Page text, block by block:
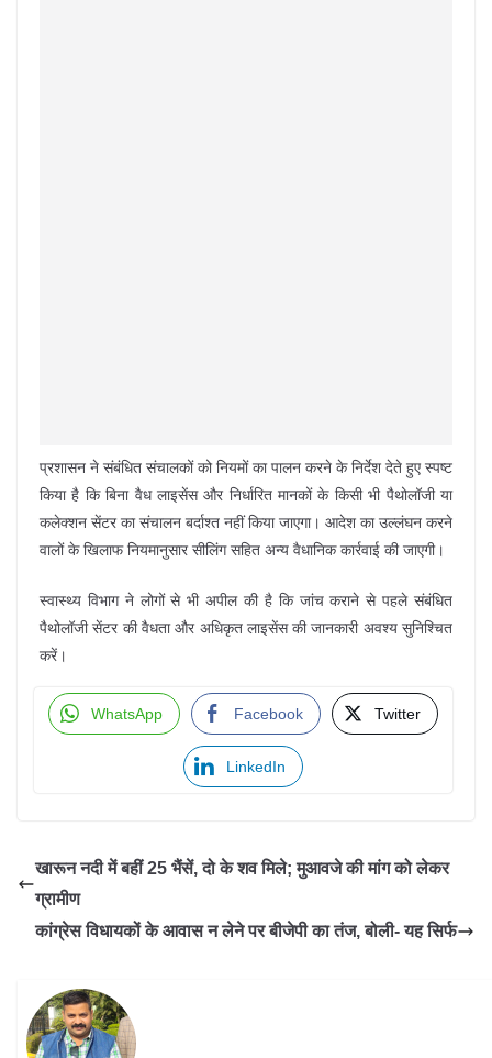
प्रशासन ने संबंधित संचालकों को नियमों का पालन करने के निर्देश देते हुए स्पष्ट
किया है कि बिना वैध लाइसेंस और निर्धारित मानकों के किसी भी पैथोलॉजी या
कलेक्शन सेंटर का संचालन बर्दाश्त नहीं किया जाएगा। आदेश का उल्लंघन करने
वालों के खिलाफ नियमानुसार सीलिंग सहित अन्य वैधानिक कार्रवाई की जाएगी।
स्वास्थ्य विभाग ने लोगों से भी अपील की है कि जांच कराने से पहले संबंधित
पैथोलॉजी सेंटर की वैधता और अधिकृत लाइसेंस की जानकारी अवश्य सुनिश्चित
करें।
WhatsApp Facebook Twitter
LinkedIn
खारून नदी में बहीं 25 भैंसें, दो के शव मिले; मुआवजे की मांग को लेकर
ग्रामीण
कांग्रेस विधायकों के आवास न लेने पर बीजेपी का तंज, बोली- यह सिर्फ